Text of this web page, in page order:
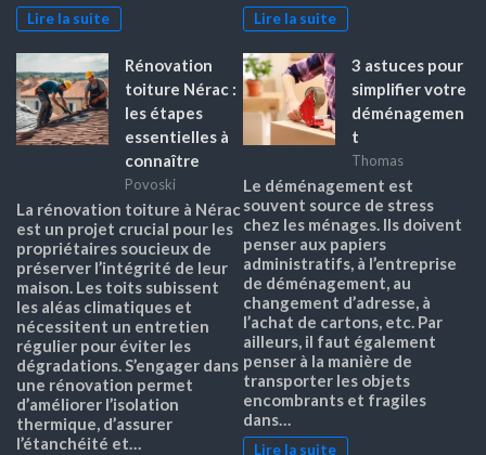
Lire la suite Lire la suite
Rénovation
toiture Nérac :
les étapes
essentielles à
connaître
Povoski
La rénovation toiture à Nérac
est un projet crucial pour les
propriétaires soucieux de
préserver l’intégrité de leur
maison. Les toits subissent
les aléas climatiques et
nécessitent un entretien
régulier pour éviter les
dégradations. S’engager dans
une rénovation permet
d’améliorer l’isolation
thermique, d’assurer
l’étanchéité et…
3 astuces pour
simplifier votre
déménagemen
t
Thomas
Le déménagement est
souvent source de stress
chez les ménages. Ils doivent
penser aux papiers
administratifs, à l’entreprise
de déménagement, au
changement d’adresse, à
l’achat de cartons, etc. Par
ailleurs, il faut également
penser à la manière de
transporter les objets
encombrants et fragiles
dans…
Lire la suite